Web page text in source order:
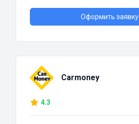
Оформить заявку
Carmoney
4.3